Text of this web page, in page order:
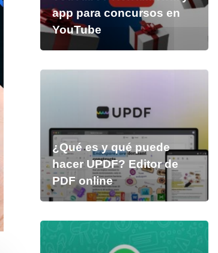
app para concursos en
YouTube
¿Qué es y qué puede
hacer UPDF? Editor de
PDF online